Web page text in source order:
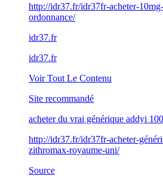
http://idr37.fr/idr37fr-acheter-
ordonnance/
idr37.fr
idr37.fr
Voir Tout Le Contenu
Site recommandé
acheter du vrai générique addyi
http://idr37.fr/idr37fr-acheter-
zithromax-royaume-uni/
Source